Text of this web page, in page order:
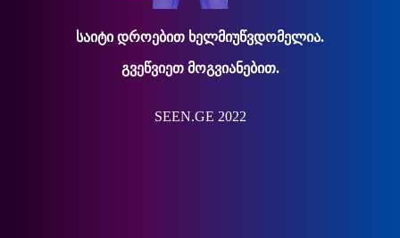
საიტი დროებით ხელმიუწვდომელია.
გვეწვიეთ მოგვიანებით.
SEEN.GE 2022